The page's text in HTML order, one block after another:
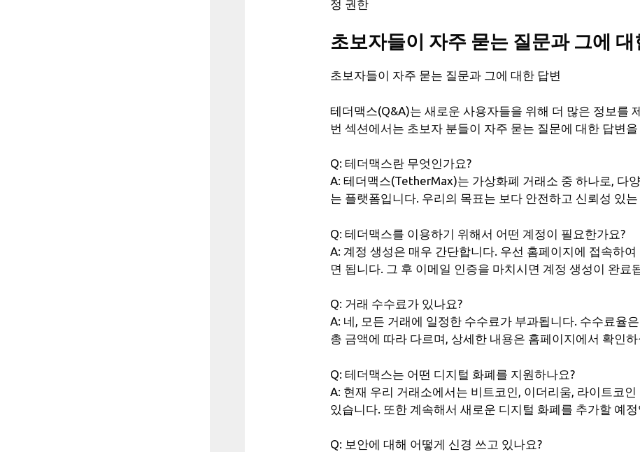
정 권한
초보자들이 자주 묻는 질문과 그에 대
초보자들이 자주 묻는 질문과 그에 대한 답변
테더맥스(Q&A)는 새로운 사용자들을 위해 더 많은 정보를
번 섹션에서는 초보자 분들이 자주 묻는 질문에 대한 답변
Q: 테더맥스란 무엇인가요?
A: 테더맥스(TetherMax)는 가상화폐 거래소 중 하나로, 다
는 플랫폼입니다. 우리의 목표는 보다 안전하고 신뢰성 있
Q: 테더맥스를 이용하기 위해서 어떤 계정이 필요한가요?
A: 계정 생성은 매우 간단합니다. 우선 홈페이지에 접속하
면 됩니다. 그 후 이메일 인증을 마치시면 계정 생성이 완료
Q: 거래 수수료가 있나요?
A: 네, 모든 거래에 일정한 수수료가 부과됩니다. 수수료율
총 금액에 따라 다르며, 상세한 내용은 홈페이지에서 확인
Q: 테더맥스는 어떤 디지털 화폐를 지원하나요?
A: 현재 우리 거래소에서는 비트코인, 이더리움, 라이트코
있습니다. 또한 계속해서 새로운 디지털 화폐를 추가할 예정
Q: 보안에 대해 어떻게 신경 쓰고 있나요?